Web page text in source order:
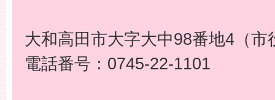
大和高田市大字大中98番地4（市
電話番号：0745-22-1101